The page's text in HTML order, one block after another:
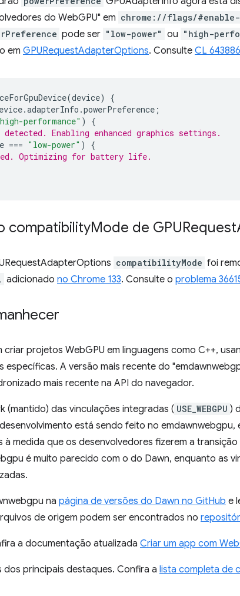
do WebGPU" em chrome://flags/
pode ser "low-power" ou "high-
em GPURequestAdapterOptions. Consulte CL
(device)
{
.adapterInfo .powerPreference ;
performance" )
{
detected. Enabling enhanced graphics settings.
=== "low-power" )
{
Optimizing for battery life.
compatibilityMode de GPURequest
compatibilityMode foi
adicionado no Chrome 133. Consulte o problema
projetos WebGPU em linguagens como C++,
específicas. A versão mais recente do
mais recente na API do navegador.
(mantido) das vinculações integradas ( USE_WEBGPU )
está sendo feito no emdawnwebgpu,
à medida que os desenvolvedores fizerem a
é muito parecido com o do Dawn, enquanto as
na página de versões do Dawn no GitHub e
de origem podem ser encontrados no
a documentação atualizada Criar um app com
dos principais destaques. Confira a lista completa de